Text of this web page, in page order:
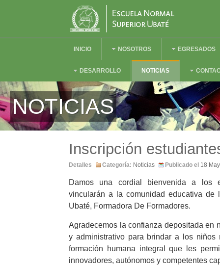
INICIO NOSOTROS EGRESADOS
DESARROLLO NOTICIAS
NOTICIAS
Inscripción
Detalles Categoría: Noticias Publicado el 18
Damos una cordial bienvenida a los
vincularán a la comunidad educativa de
Ubaté, Formadora De Formadores.
Agradecemos la confianza depositada en
y administrativo para brindar a los niños
formación humana integral que les
innovadores, autónomos y competentes